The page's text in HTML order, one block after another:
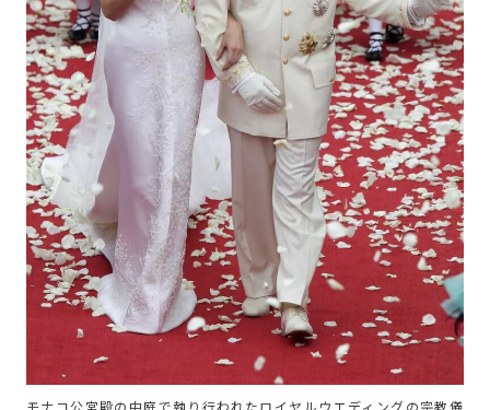
モナコ公宮殿の中庭で執り行われたロイヤルウエディングの宗教儀